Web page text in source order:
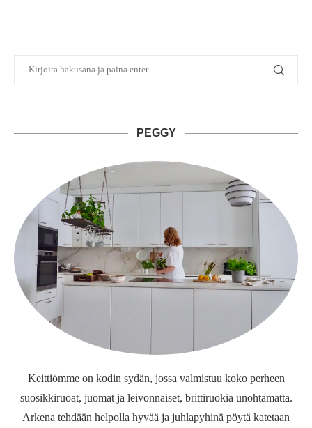
PEGGY
Keittiömme on kodin sydän, jossa valmistuu koko perheen
suosikkiruoat, juomat ja leivonnaiset, brittiruokia unohtamatta.
Arkena tehdään helpolla hyvää ja juhlapyhinä pöytä katetaan